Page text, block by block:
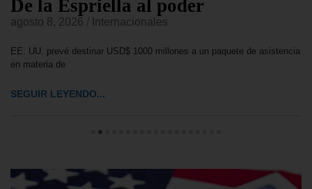
De la Espriella al poder
agosto 8, 2026 Internacionales
EE. UU. prevé destinar USD$ 1000 millones a un paquete de asistencia
en materia de
SEGUIR LEYENDO...